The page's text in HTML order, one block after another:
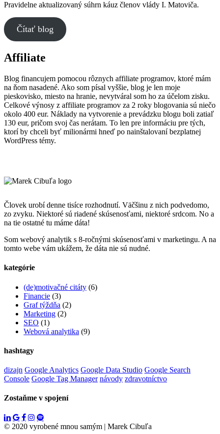
Pravidelne aktualizovaný súhrn káuz členov vlády I. Matoviča.
Čítať blog
Affiliate
Blog financujem pomocou rôznych affiliate programov, ktoré mám
na ňom nasadené. Ako som písal vyššie, blog je len moje
pieskovisko, miesto na hranie, nevytváral som ho za účelom zisku.
Celkové výnosy z affiliate programov za 2 roky blogovania sú niečo
okolo 400 eur. Náklady na vytvorenie a prevádzku blogu boli zatiaľ
130 eur, pričom svoj čas nerátam. To len pre informáciu pre tých,
ktorí by chceli byť milionármi hneď po nainštalovaní bezplatnej
WordPress témy.
Človek urobí denne tisíce rozhodnutí. Väčšinu z nich podvedomo,
zo zvyku. Niektoré sú riadené skúsenosťami, niektoré srdcom. No a
na tie ostatné tu máme dáta!
Som webový analytik s 8-ročnými skúsenosťami v marketingu. A na
tomto webe vám ukážem, že dáta nie sú nudné.
kategórie
(de)motivačné citáty (6)
Financie (3)
Graf týždňa (2)
Marketing (2)
SEO (1)
Webová analytika (9)
hashtagy
dizajn Google Analytics Google Data Studio Google Search
Console Google Tag Manager návody zdravotníctvo
Zostaňme v spojení
© 2020 vyrobené mnou samým | Marek Cibuľa